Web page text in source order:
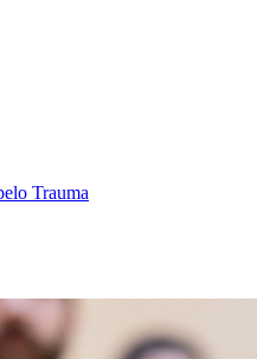
Trauma